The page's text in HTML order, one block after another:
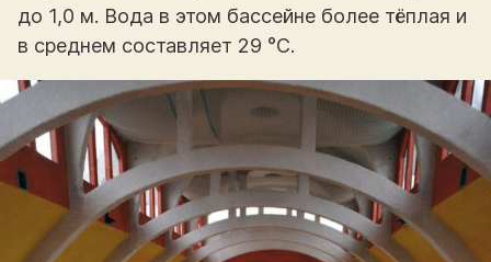
до 1,0 м. Вода в этом бассейне более тёплая и
в среднем составляет 29 °С.